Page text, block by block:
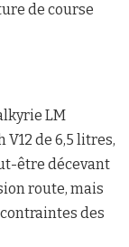
de course
LM
de 6,5 litres,
être décevant
route, mais
des